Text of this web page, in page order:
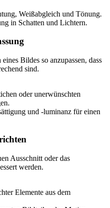
Weißabgleich und Tönung.
in Schatten und Lichtern.
Bildes so anzupassen, dass
sind.
oder unerwünschten
und -luminanz für einen
Ausschnitt oder das
werden.
Elemente aus dem